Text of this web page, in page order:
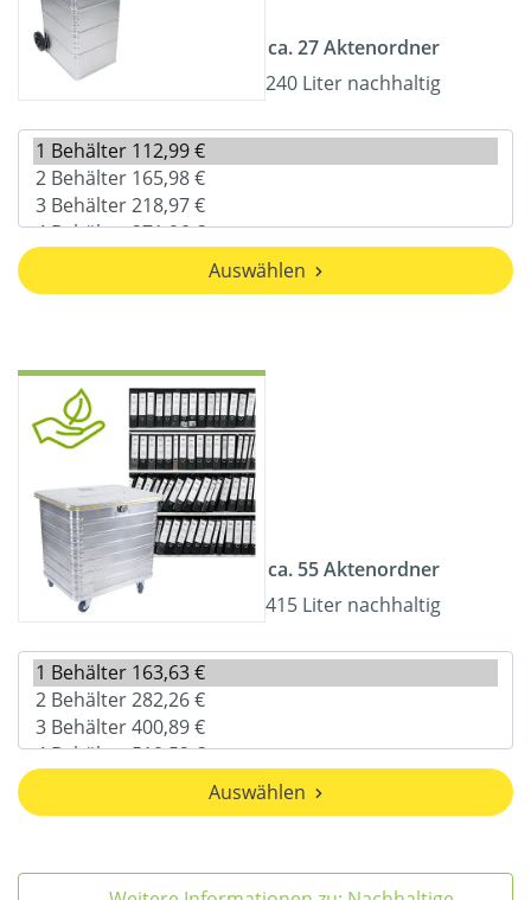
ca. 27 Aktenordner
240 Liter nachhaltig
Auswählen
ca. 55 Aktenordner
415 Liter nachhaltig
Auswählen